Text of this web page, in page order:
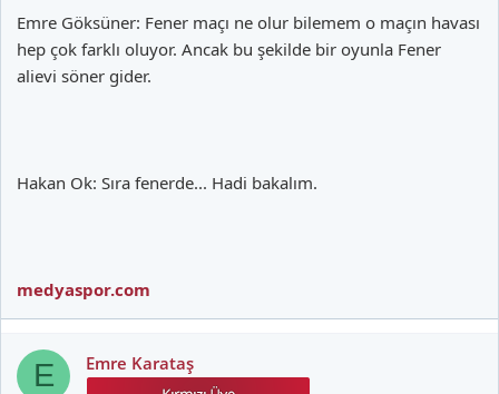
Emre Göksüner: Fener maçı ne olur bilemem o maçın havası
hep çok farklı oluyor. Ancak bu şekilde bir oyunla Fener
alievi söner gider.
Hakan Ok: Sıra fenerde... Hadi bakalım.
medyaspor.com
E Emre Karataş